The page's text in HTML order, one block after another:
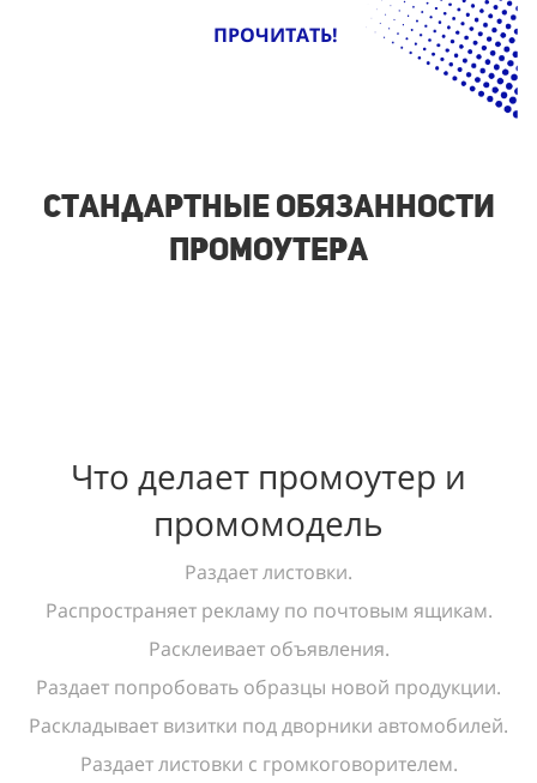
ПРОЧИТАТЬ!
Стандартные обязанности
промоутера
Что делает промоутер и
промомодель
Раздает листовки.
Распространяет рекламу по почтовым ящикам.
Расклеивает объявления.
Раздает попробовать образцы новой продукции.
Раскладывает визитки под дворники автомобилей.
Раздает листовки с громкоговорителем.